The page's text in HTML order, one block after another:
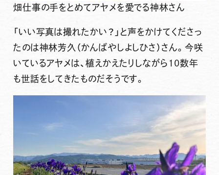
畑仕事の手をとめてアヤメを愛でる神林さん
「いい写真は撮れたかい？ 」と声をかけてくださっ
たのは神林芳久 （かんばやしよしひさ）さん。今咲
いているアヤメは、植えかえたりしながら 10数年
も世話をしてきたものだそうです。